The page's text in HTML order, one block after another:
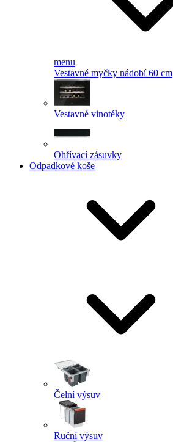
menu
Vestavné myčky nádobí 60 cm
Vestavné vinotéky
Ohřívací zásuvky
Odpadkové koše
Čelní výsuv
Ruční výsuv